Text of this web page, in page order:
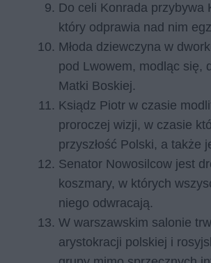
Do celi Konrada przybywa
który odprawia nad nim
Młoda dziewczyna w
pod Lwowem, modląc się,
Matki Boskiej.
Ksiądz Piotr w czasie
proroczej wizji, w czasie
przyszłość Polski, a także
Senator Nowosilcow jest
koszmary, w których
niego odwracają.
W warszawskim salonie
arystokracji polskiej i